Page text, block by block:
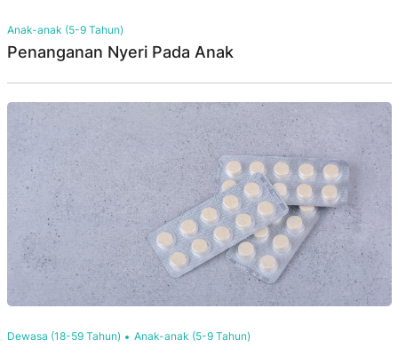
Anak-anak (5-9 Tahun)
Penanganan Nyeri Pada Anak
Dewasa (18-59 Tahun) Anak-anak (5-9 Tahun)